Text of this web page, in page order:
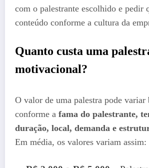
com o palestrante escolhido e pedir
conteúdo conforme a cultura da
Quanto custa uma
motivacional?
O valor de uma palestra pode variar
conforme a fama do palestrante,
duração, local, demanda e
Em média, os valores variam assim: